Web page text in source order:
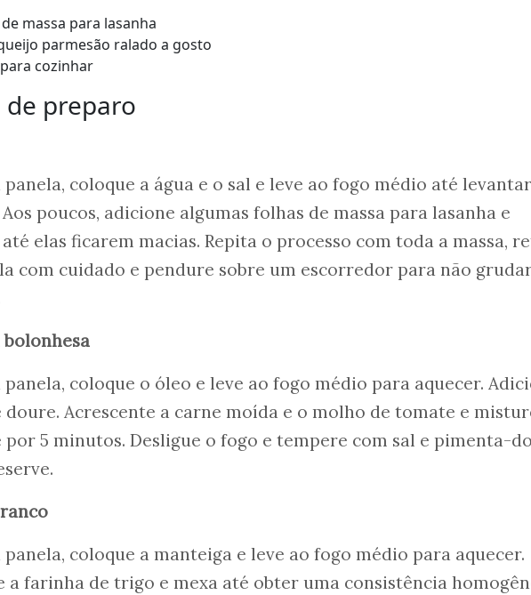
massa para lasanha
parmesão ralado a gosto
cozinhar
de preparo
panela, coloque a água e o sal e leve ao fogo médio até levantar
poucos, adicione algumas folhas de massa para lasanha e
elas ficarem macias. Repita o processo com toda a massa,
com cuidado e pendure sobre um escorredor para não
panela, coloque o óleo e leve ao fogo médio para aquecer.
doure. Acrescente a carne moída e o molho de tomate e
por 5 minutos. Desligue o fogo e tempere com sal e pimenta-
panela, coloque a manteiga e leve ao fogo médio para aquecer.
a farinha de trigo e mexa até obter uma consistência